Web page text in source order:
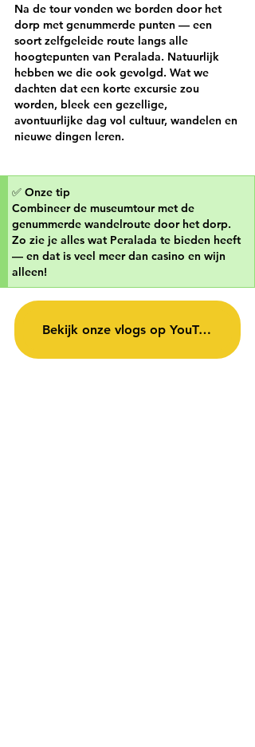
Na de tour vonden we borden door het
dorp met genummerde punten — een
soort zelfgeleide route langs alle
hoogtepunten van Peralada. Natuurlijk
hebben we die ook gevolgd. Wat we
dachten dat een korte excursie zou
worden, bleek een gezellige,
avontuurlijke dag vol cultuur, wandelen en
nieuwe dingen leren.
✅ Onze tip
Combineer de museumtour met de
genummerde wandelroute door het dorp.
Zo zie je alles wat Peralada te bieden heeft
— en dat is veel meer dan casino en wijn
alleen!
Bekijk onze vlogs op YouTube!